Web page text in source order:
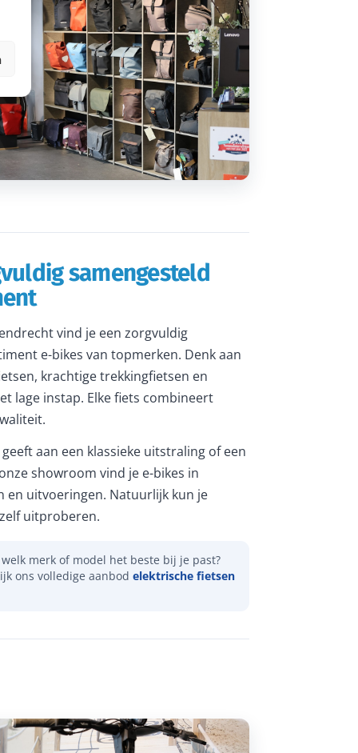
samengesteld
vind je een zorgvuldig
e-bikes van topmerken. Denk aan
krachtige trekkingfietsen en
lage instap. Elke fiets combineert
aan een klassieke uitstraling of een
showroom vind je e-bikes in
en uitvoeringen. Natuurlijk kun je
uitproberen.
merk of model het beste bij je past?
ons volledige aanbod elektrische fietsen